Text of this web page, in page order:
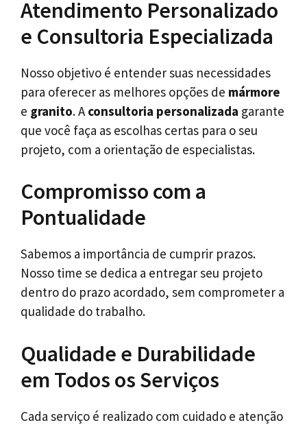
Atendimento Personalizado
e Consultoria Especializada
Nosso objetivo é entender suas necessidades
para oferecer as melhores opções de mármore
e granito. Aconsultoria personalizada garante
que você faça as escolhas certas para o seu
projeto, com a orientação de especialistas.
Compromisso com a
Pontualidade
Sabemos a importância de cumprir prazos.
Nosso time se dedica a entregar seu projeto
dentro do prazo acordado, sem comprometer a
qualidade do trabalho.
Qualidade e Durabilidade
em Todos os Serviços
Cada serviço é realizado com cuidado e atenção